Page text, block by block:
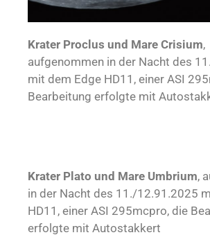
Krater Proclus und Mare Crisium,
aufgenommen in der Nacht des
mit dem Edge HD11, einer ASI
Bearbeitung erfolgte mit
Krater Plato und Mare Umbrium,
in der Nacht des 11./12.91.2025
HD11, einer ASI 295mcpro, die
erfolgte mit Autostakkert